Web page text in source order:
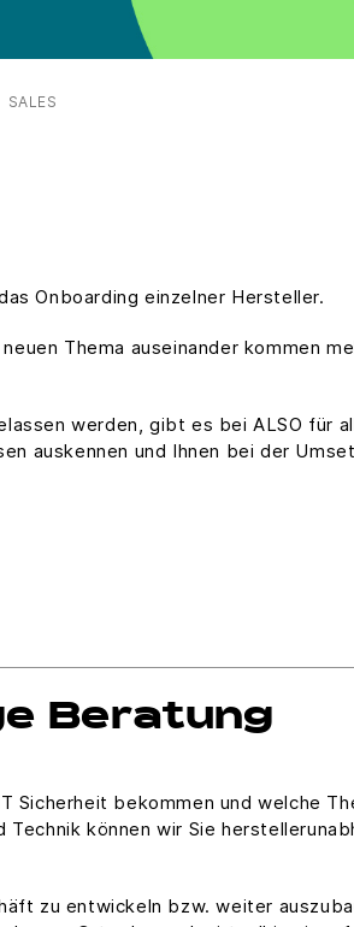
SALES
Onboarding einzelner Hersteller.
Thema auseinander kommen
werden, gibt es bei ALSO für
auskennen und Ihnen bei der
Beratung
bekommen und welche
können wir Sie
zu entwickeln bzw. weiter